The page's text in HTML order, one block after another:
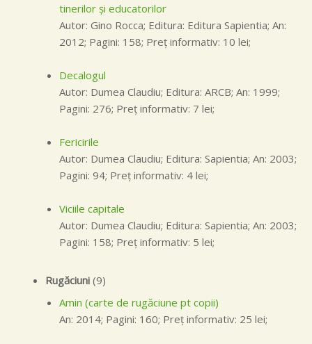
tinerilor şi educatorilor
Autor: Gino Rocca; Editura: Editura Sapientia; An:
2012; Pagini: 158; Preţ informativ: 10 lei;
Decalogul
Autor: Dumea Claudiu; Editura: ARCB; An: 1999;
Pagini: 276; Preţ informativ: 7 lei;
Fericirile
Autor: Dumea Claudiu; Editura: Sapientia; An: 2003;
Pagini: 94; Preţ informativ: 4 lei;
Viciile capitale
Autor: Dumea Claudiu; Editura: Sapientia; An: 2003;
Pagini: 158; Preţ informativ: 5 lei;
Rugăciuni(9)
Amin (carte de rugăciune pt copii)
An: 2014; Pagini: 160; Preţ informativ: 25 lei;